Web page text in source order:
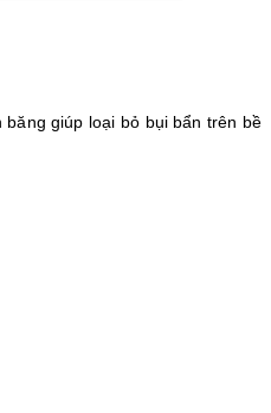
giúp loại bỏ bụi bẩn trên bề